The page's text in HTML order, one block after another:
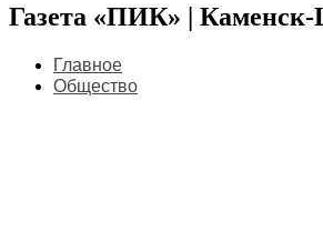
Газета «ПИК» |
Главное
Общество